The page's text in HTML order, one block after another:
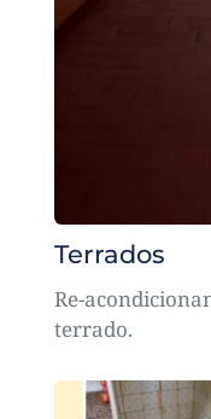
Terrados
Re-
terrado.